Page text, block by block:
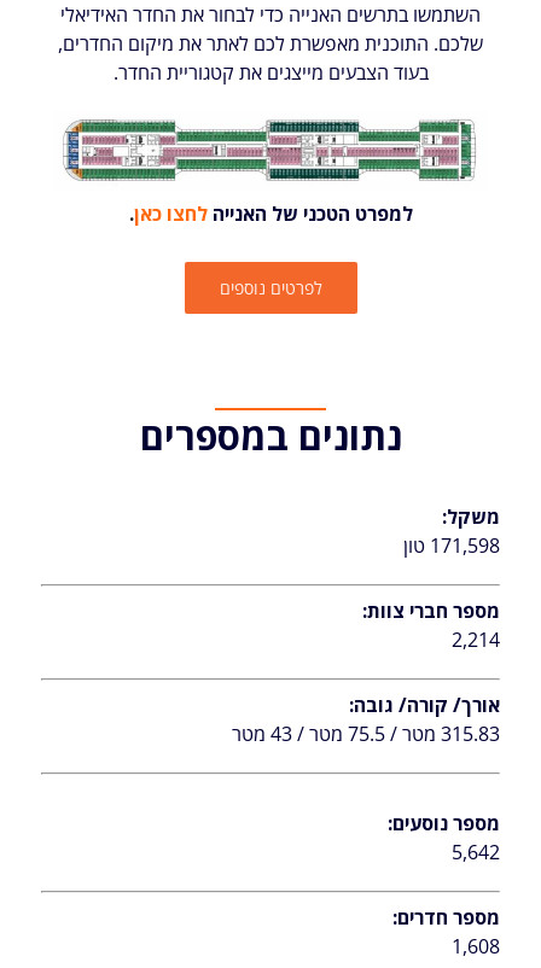
השתמשו בתרשים האנייה כדי לבחור את החדר האידיאלי
שלכם. התוכנית מאפשרת לכם לאתר את מיקום החדרים,
בעוד הצבעים מייצגים את קטגוריית החדר.
למפרט הטכני של האנייה לחצו כאן.
לפרטים נוספים
נתונים במספרים
משקל:
171,598 טון
מספר חברי צוות:
2,214
אורך/ קורה/ גובה:
315.83 מטר / 75.5 מטר / 43 מטר
מספר נוסעים:
5,642
מספר חדרים:
1,608